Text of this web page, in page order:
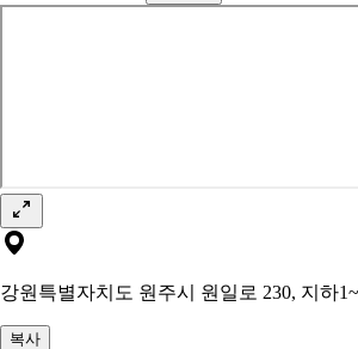
강원특별자치도 원주시 원일로 230, 지하
복사